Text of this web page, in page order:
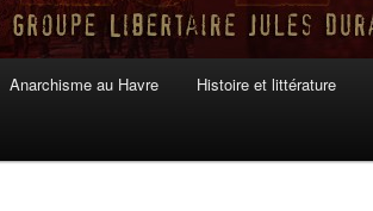
Anarchisme au Havre Histoire et littérature